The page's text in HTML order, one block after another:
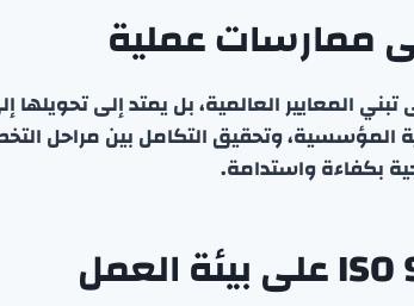
ممارسات عملية
المعايير العالمية، بل يمتد إلى
المؤسسية، وتحقيق التكامل بين مراحل
بكفاءة واستدامة.